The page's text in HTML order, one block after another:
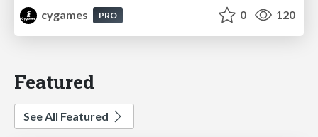
cygames PRO 0 120
Featured
See All Featured